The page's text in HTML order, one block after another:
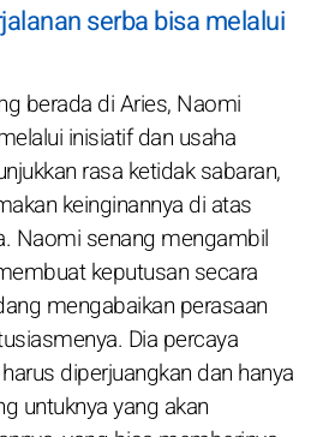
serba bisa melalui
berada di Aries, Naomi
inisiatif dan usaha
rasa ketidak sabaran,
keinginannya di atas
Naomi senang mengambil
keputusan secara
mengabaikan perasaan
Dia percaya
diperjuangkan dan hanya
untuknya yang akan